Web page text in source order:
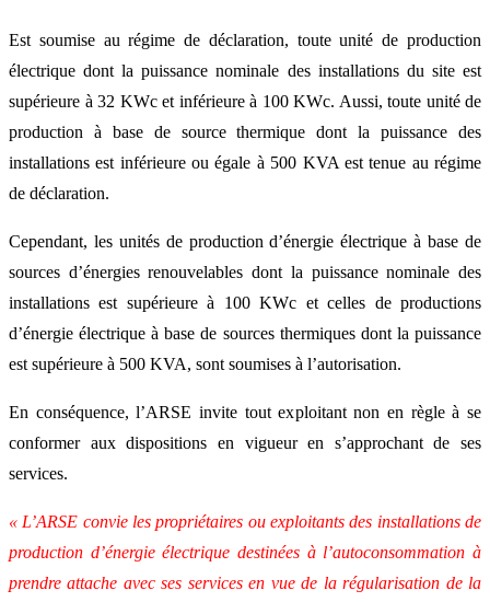
Est soumise au régime de déclaration, toute unité de production
électrique dont la puissance nominale des installations du site est
supérieure à 32 KWc et inférieure à 100 KWc. Aussi, toute unité de
production à base de source thermique dont la puissance des
installations est inférieure ou égale à 500 KVA est tenue au régime
de déclaration.
Cependant, les unités de production d’énergie électrique à base de
sources d’énergies renouvelables dont la puissance nominale des
installations est supérieure à 100 KWc et celles de productions
d’énergie électrique à base de sources thermiques dont la puissance
est supérieure à 500 KVA, sont soumises à l’autorisation.
En conséquence, l’ARSE invite tout exploitant non en règle à se
conformer aux dispositions en vigueur en s’approchant de ses
services.
« L’ARSE convie les propriétaires ou exploitants des installations de
production d’énergie électrique destinées à l’autoconsommation à
prendre attache avec ses services en vue de la régularisation de la